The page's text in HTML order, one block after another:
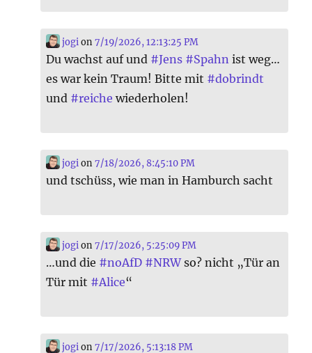
jogi on7/19/2026, 12:13:25 PM
Du wachst auf und #Jens #Spahn ist weg…
es war kein Traum! Bitte mit #dobrindt
und #reiche wiederholen!
jogi on7/18/2026, 8:45:10 PM
und tschüss, wie man in Hamburch sacht
jogi on7/17/2026, 5:25:09 PM
…und die #noAfD #NRWso? nicht „Tür an
Tür mit #Alice“
jogi on7/17/2026, 5:13:18 PM